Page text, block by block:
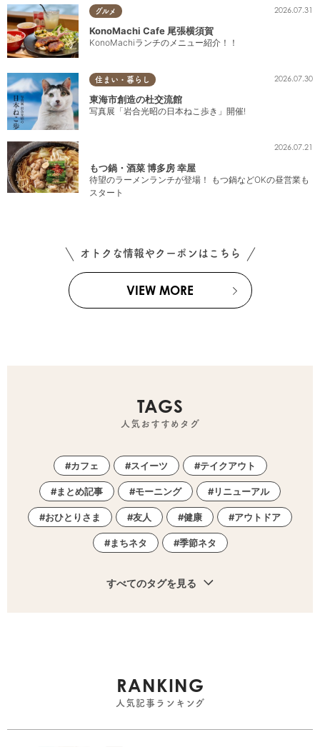
グルメ 2026.07.31
KonoMachi Cafe 尾張横須賀
KonoMachiランチのメニュー紹介！！
住まい・暮らし 2026.07.30
東海市創造の杜交流館
写真展「岩合光昭の日本ねこ歩き」開催!
2026.07.21
もつ鍋・酒菜 博多房 幸屋
待望のラーメンランチが登場！ もつ鍋などOKの昼営業も
スタート
オトクな情報やクーポンはこちら
VIEW MORE
TAGS
人気おすすめタグ
カフェ スイーツ テイクアウト
まとめ記事 モーニング リニューアル
おひとりさま 友人 健康 アウトドア
まちネタ 季節ネタ
すべてのタグを見る
RANKING
人気記事ランキング